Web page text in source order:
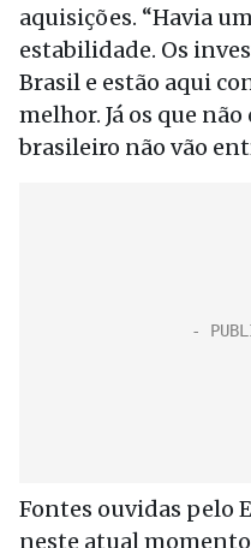
aquisições. “Havia
estabilidade. Os
Brasil e estão aqui
melhor. Já os que
brasileiro não vão
Fontes ouvidas pelo
neste atual